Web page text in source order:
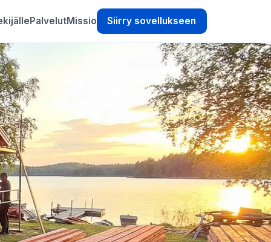
PalvelutMissio Siirry sovellukseen